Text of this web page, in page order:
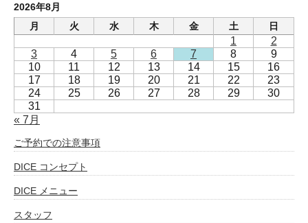
2026年8月
月
火 水 木 金 土 日
1
2
3
4 5 6 7 8
9
10
11 12 13 14 15
16
17
18 19 20 21 22
23
24
25 26 27 28 29
30
31
« 7月
ご予約での注意事項
DICE コンセプト
DICE メニュー
スタッフ